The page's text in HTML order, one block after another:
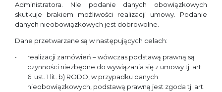
Administratora. Nie podanie danych obowiązkowych
skutkuje brakiem możliwości realizacji umowy. Podanie
danych nieobowiązkowych jest dobrowolne.
Dane przetwarzane są w następujących celach:
realizacji zamówień – wówczas podstawą prawną są
czynności niezbędne do wywiązania się z umowy tj. art.
6. ust. 1 lit. b) RODO, w przypadku danych
nieobowiązkowych, podstawą prawną jest zgoda tj. art.